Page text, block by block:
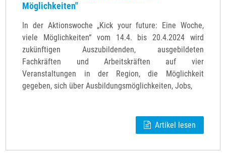
Möglichkeiten"
In der Aktionswoche „Kick your future: Eine Woche,
viele Möglichkeiten“ vom 14.4. bis 20.4.2024 wird
zukünftigen Auszubildenden, ausgebildeten
Fachkräften und Arbeitskräften auf vier
Veranstaltungen in der Region, die Möglichkeit
gegeben, sich über Ausbildungsmöglichkeiten, Jobs,
Artikel lesen